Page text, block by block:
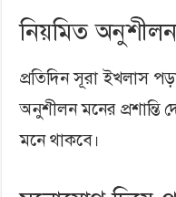
নিয়মিত
প্রতিদিন সূরা ইখলাস
অনুশীলন মনের
মনে থাকবে।